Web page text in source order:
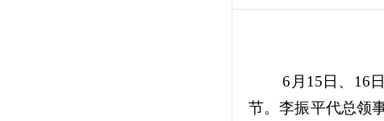
6月15日、16
节。李振平代总领